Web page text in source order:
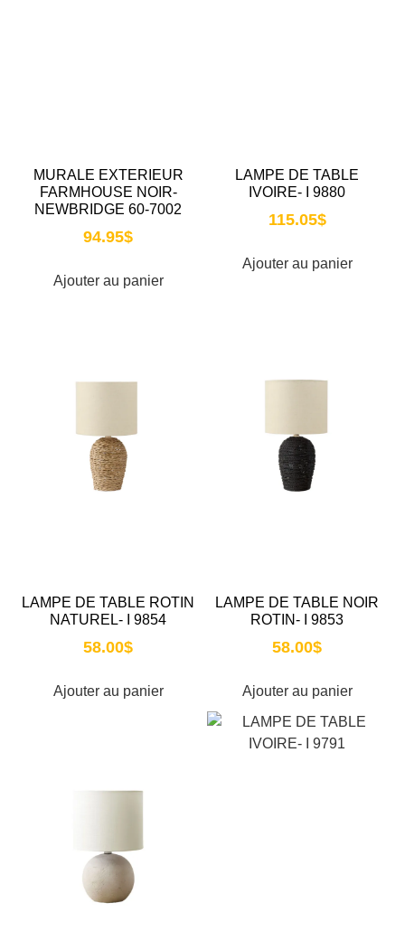
MURALE EXTERIEUR
FARMHOUSE NOIR-
NEWBRIDGE 60-7002
94.95$
Ajouter au panier
LAMPE DE TABLE
IVOIRE- I 9880
115.05$
Ajouter au panier
LAMPE DE TABLE ROTIN
NATUREL- I 9854
58.00$
Ajouter au panier
LAMPE DE TABLE NOIR
ROTIN- I 9853
58.00$
Ajouter au panier